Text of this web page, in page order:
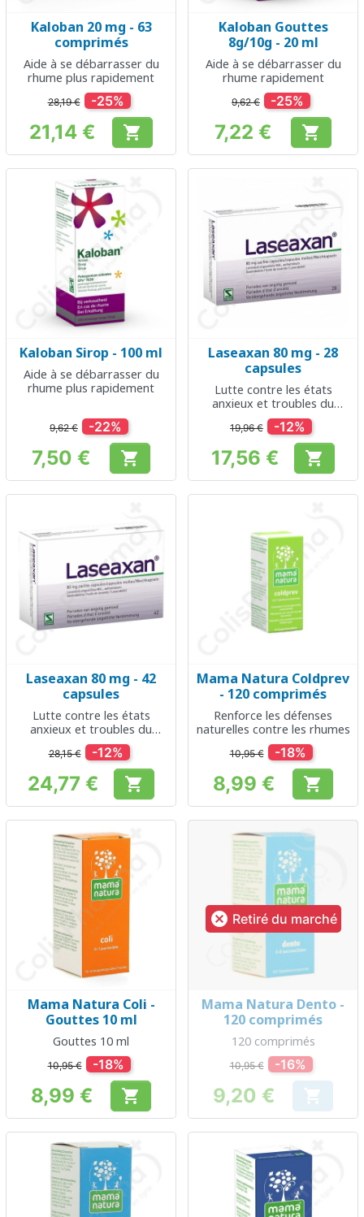
Kaloban 20 mg - 63
comprimés
Aide à se débarrasser du
rhume plus rapidement
28,19 € -25%
Prix
21,14 € 
Kaloban Gouttes
8g/10g - 20 ml
Aide à se débarrasser du
rhume rapidement
9,62 € -25%
Prix
7,22 € 
Kaloban Sirop - 100 ml
Aide à se débarrasser du
rhume plus rapidement
9,62 € -22%
Prix
7,50 € 
Laseaxan 80 mg - 28
capsules
Lutte contre les états
anxieux et troubles du
sommeil
19,96 € -12%
Prix
17,56 € 
Laseaxan 80 mg - 42
capsules
Lutte contre les états
anxieux et troubles du
sommeil
28,15 € -12%
Prix
24,77 € 
Mama Natura Coldprev
- 120 comprimés
Renforce les défenses
naturelles contre les rhumes
10,95 € -18%
Prix
8,99 € 
Mama Natura Coli -
Gouttes 10 ml
Gouttes 10 ml
10,95 € -18%
Prix
8,99 € 
 Retiré du marché
Mama Natura Dento -
120 comprimés
120 comprimés
10,95 € -16%
Prix
9,20 € 